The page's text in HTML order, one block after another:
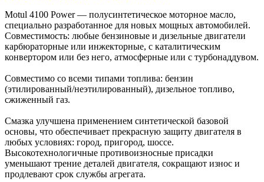
Motul 4100 Power — полусинтетическое моторное масло,
специально разработанное для новых мощных автомобилей.
Совместимость: любые бензиновые и дизельные двигатели
карбюраторные или инжекторные, с каталитическим
конвертором или без него, атмосферные или с турбонаддувом.
Совместимо со всеми типами топлива: бензин
(этилированный/неэтилированный), дизельное топливо,
сжиженный газ.
Смазка улучшена применением синтетической базовой
основы, что обеспечивает прекрасную защиту двигателя в
любых условиях: город, пригород, шоссе.
Высокотехнологичные противоизносные присадки
уменьшают трение деталей двигателя, сокращают износ и
продлевают срок службы агрегата.